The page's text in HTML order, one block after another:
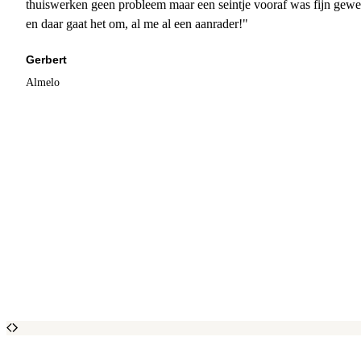
thuiswerken geen probleem maar een seintje vooraf was fijn
en daar gaat het om, al me al een aanrader!"
Gerbert
Almelo